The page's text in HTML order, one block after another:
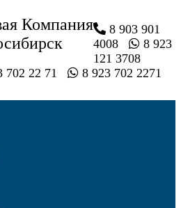
Компания
8 903 901
4008
8 923
121 3708
702 22 71
8 923 702 2271